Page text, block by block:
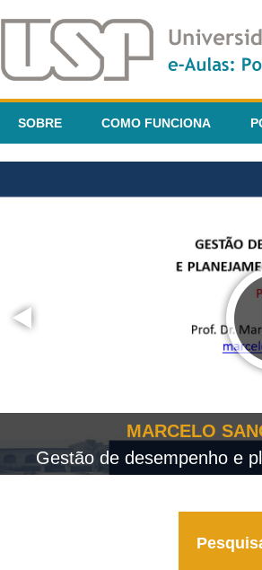
SOBRE COMO FUNCIONA
MARCELO
Gestão de desempenho e